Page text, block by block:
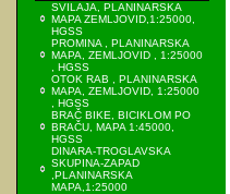
SVILAJA, PLANINARSKA
MAPA ZEMLJOVID,1:25000,
HGSS
PROMINA , PLANINARSKA
MAPA, ZEMLJOVID , 1:25000
, HGSS
OTOK RAB , PLANINARSKA
MAPA, ZEMLJOVID, 1:25000
, HGSS
BRAČ BIKE, BICIKLOM PO
BRAČU, MAPA 1:45000,
HGSS
DINARA-TROGLAVSKA
SKUPINA-ZAPAD
,PLANINARSKA
MAPA,1:25000